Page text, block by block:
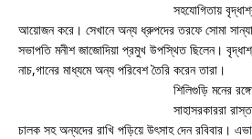
সহযোগিতায়
আয়োজন করে। সেখানে অন্য ধ্রুপদের তরফে সোমা
সভাপতি মনীশ জাজোদিয়া প্রমুখ উপস্থিত ছিলেন।
নাচ,গানের মাধ্যমে অন্য পরিবেশ তৈরি করেন তারা।
শিলিগুড়ি মনের
সাহাসরকাররা
চালক সহ অন্যদের রাখি পড়িয়ে উৎসাহ দেন রবিবার।